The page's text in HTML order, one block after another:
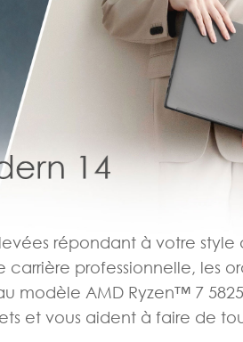
répondant à votre
professionnelle, les
modèle AMD Ryzen™ 7
et vous aident à faire de